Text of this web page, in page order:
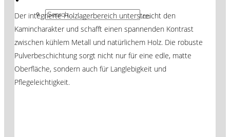
Der integrierte Holzlagerbereich unterstreicht den
Kamincharakter und schafft einen spannenden Kontrast
zwischen kühlem Metall und natürlichem Holz. Die robuste
Pulverbeschichtung sorgt nicht nur für eine edle, matte
Oberfläche, sondern auch für Langlebigkeit und
Pflegeleichtigkeit.